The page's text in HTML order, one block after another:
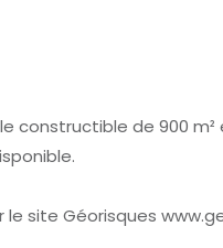
constructible de 900 m²
site Géorisques